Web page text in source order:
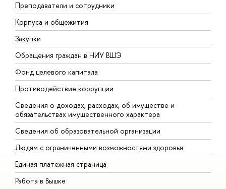
Преподаватели и сотрудники
Корпуса и общежития
Закупки
Обращения граждан в НИУ ВШЭ
Фонд целевого капитала
Противодействие коррупции
Сведения о доходах, расходах, об имуществе и
обязательствах имущественного характера
Сведения об образовательной организации
Людям с ограниченными возможностями здоровья
Единая платежная страница
Работа в Вышке